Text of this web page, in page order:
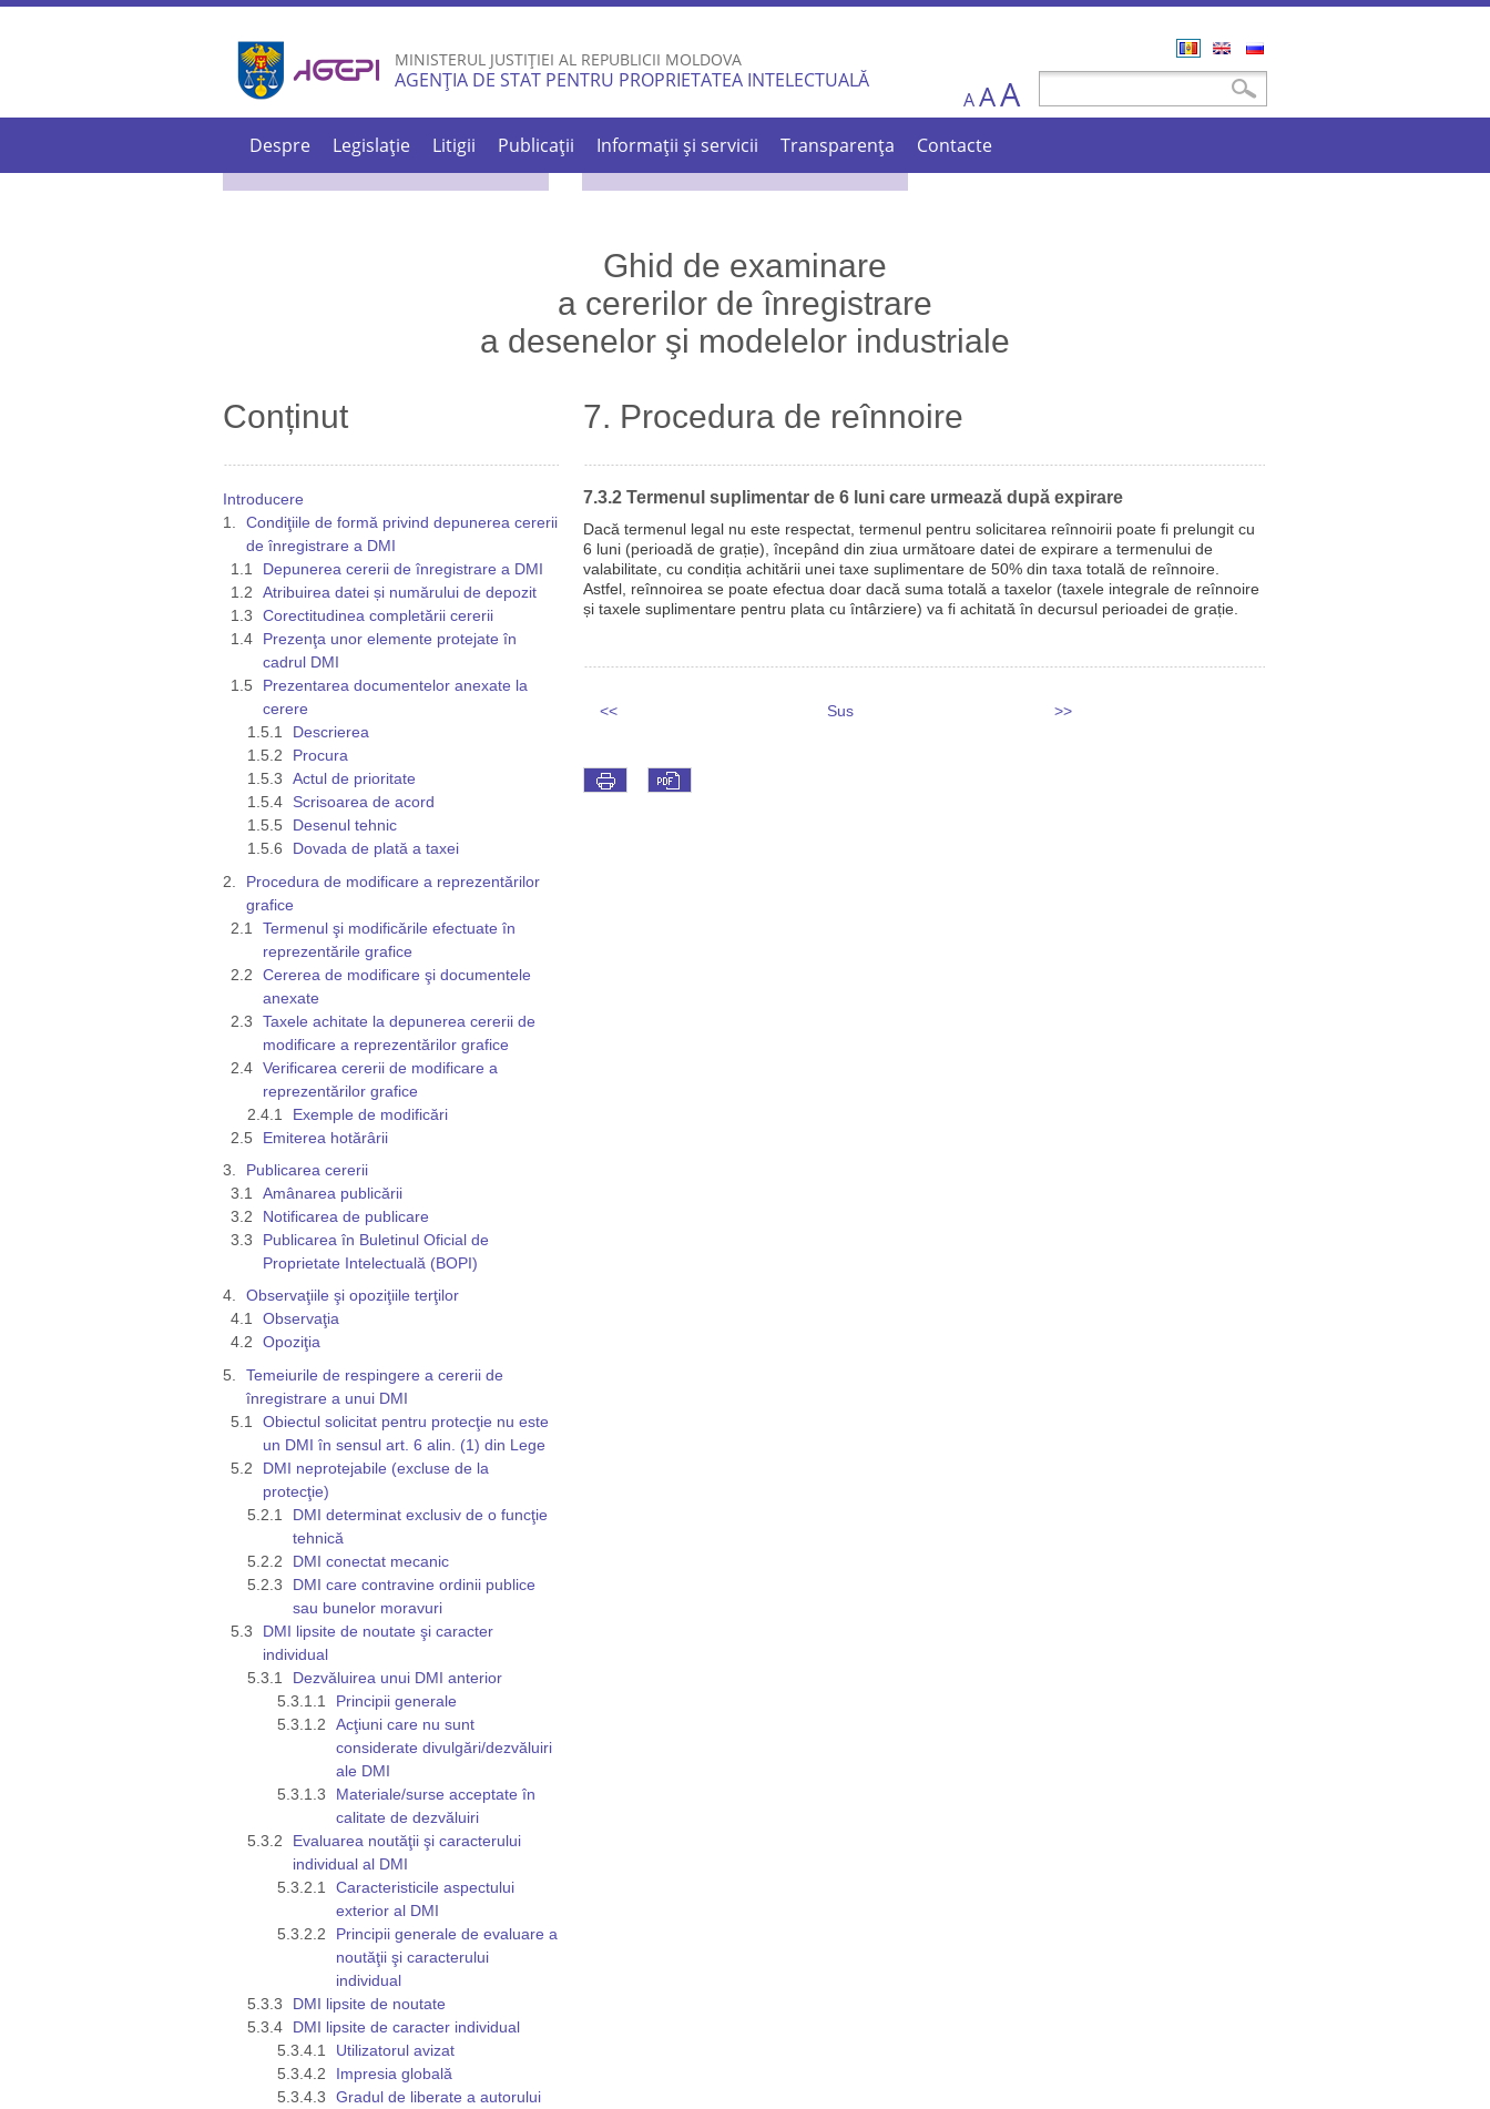
Skip to
content
MINISTERUL JUSTIȚIEI AL REPUBLICII MOLDOVA
AGENȚIA DE STAT PENTRU PROPRIETATEA INTELECTUALĂ Căutare
A AA
Despre Legislație Litigii Publicații Informații și servicii Transparența Contacte
Ghid de examinare
a cererilor de înregistrare
a desenelor şi modelelor industriale
Conținut
Introducere
Condiţiile de formă privind depunerea cererii
de înregistrare a DMI
Depunerea cererii de înregistrare a DMI
Atribuirea datei și numărului de depozit
Corectitudinea completării cererii
Prezenţa unor elemente protejate în
cadrul DMI
Prezentarea documentelor anexate la
cerere
Descrierea
Procura
Actul de prioritate
Scrisoarea de acord
Desenul tehnic
Dovada de plată a taxei
Procedura de modificare a reprezentărilor
grafice
Termenul şi modificările efectuate în
reprezentările grafice
Cererea de modificare şi documentele
anexate
Taxele achitate la depunerea cererii de
modificare a reprezentărilor grafice
Verificarea cererii de modificare a
reprezentărilor grafice
Exemple de modificări
Emiterea hotărârii
Publicarea cererii
Amânarea publicării
Notificarea de publicare
Publicarea în Buletinul Oficial de
Proprietate Intelectuală (BOPI)
Observaţiile şi opoziţiile terţilor
Observaţia
Opoziţia
Temeiurile de respingere a cererii de
înregistrare a unui DMI
Obiectul solicitat pentru protecţie nu este
un DMI în sensul art. 6 alin. (1) din Lege
DMI neprotejabile (excluse de la
protecţie)
DMI determinat exclusiv de o funcţie
tehnică
DMI conectat mecanic
DMI care contravine ordinii publice
sau bunelor moravuri
DMI lipsite de noutate şi caracter
individual
Dezvăluirea unui DMI anterior
Principii generale
Acţiuni care nu sunt
considerate divulgări/dezvăluiri
ale DMI
Materiale/surse acceptate în
calitate de dezvăluiri
Evaluarea noutăţii şi caracterului
individual al DMI
Caracteristicile aspectului
exterior al DMI
Principii generale de evaluare a
noutăţii şi caracterului
individual
DMI lipsite de noutate
DMI lipsite de caracter individual
Utilizatorul avizat
Impresia globală
Gradul de liberate a autorului
7. Procedura de reînnoire
7.3.2 Termenul suplimentar de 6 luni care urmează după expirare
Dacă termenul legal nu este respectat, termenul pentru solicitarea reînnoirii poate fi prelungit cu
6 luni (perioadă de grație), începând din ziua următoare datei de expirare a termenului de
valabilitate, cu condiția achitării unei taxe suplimentare de 50% din taxa totală de reînnoire.
Astfel, reînnoirea se poate efectua doar dacă suma totală a taxelor (taxele integrale de reînnoire
și taxele suplimentare pentru plata cu întârziere) va fi achitată în decursul perioadei de grație.
<< Sus >>